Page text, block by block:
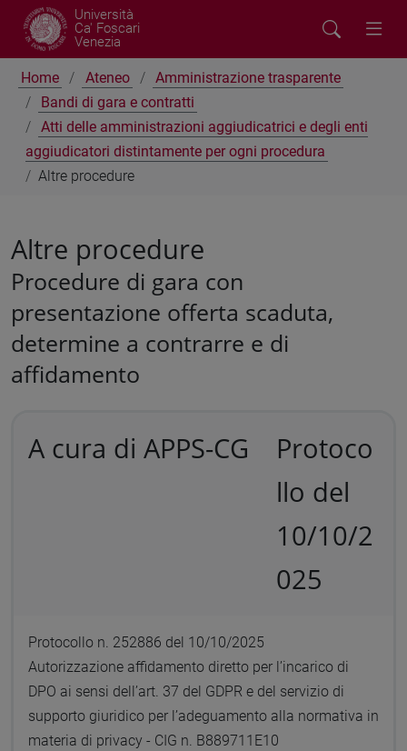
Università
Ca' Foscari
Venezia
Home Ateneo
Amministrazione trasparente
Bandi di gara e contratti
Atti delle amministrazioni aggiudicatrici e degli enti
aggiudicatori distintamente per ogni procedura
Altre procedure
Altre procedure
Procedure di gara con
presentazione offerta scaduta,
determine a contrarre e di
affidamento
A cura di APPS-CG
Protoco
llo del
10/10/2
025
Protocollo n. 252886 del 10/10/2025
Autorizzazione affidamento diretto per l’incarico di
DPO ai sensi dell’art. 37 del GDPR e del servizio di
supporto giuridico per l’adeguamento alla normativa in
materia di privacy - CIG n. B889711E10